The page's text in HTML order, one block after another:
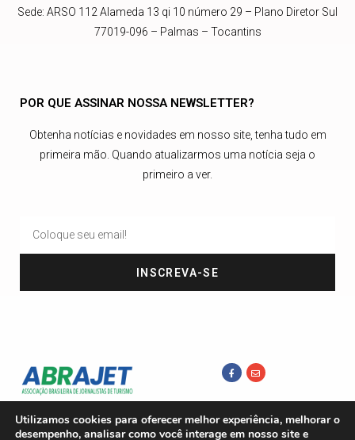
Sede: ARSO 112 Alameda 13 qi 10 número 29 – Plano Diretor Sul
77019-096 – Palmas – Tocantins
POR QUE ASSINAR NOSSA NEWSLETTER?
Obtenha notícias e novidades em nosso site, tenha tudo em
primeira mão. Quando atualizarmos uma notícia seja o
primeiro a ver.
INSCREVA-SE
Utilizamos cookies para oferecer melhor experiência, melhorar o
desempenho, analisar como você interage em nosso site e